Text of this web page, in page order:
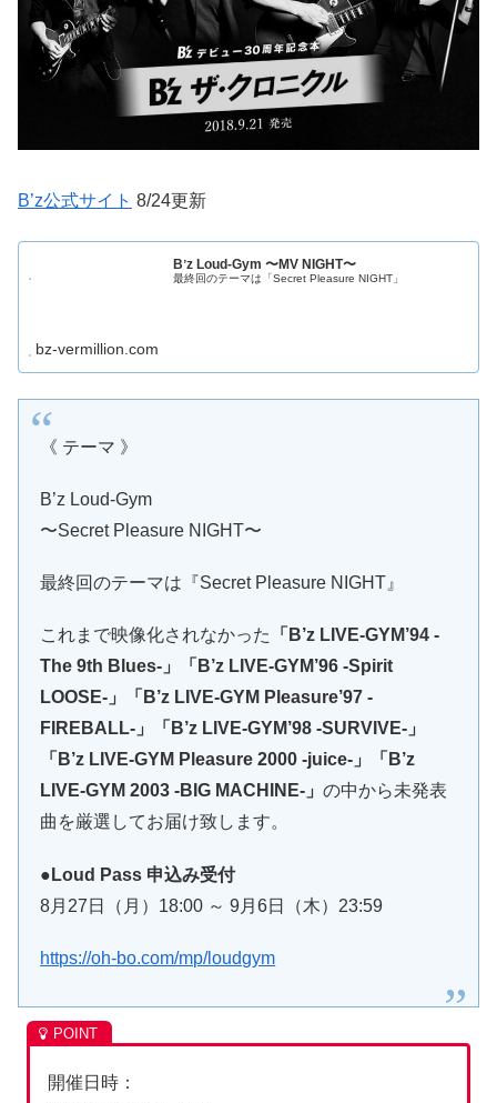
B’z公式サイト 8/24更新
Bʼz Loud-Gym 〜MV NIGHT〜
最終回のテーマは「Secret Pleasure NIGHT」
bz-vermillion.com
《 テーマ 》
B’z Loud-Gym
〜Secret Pleasure NIGHT〜
最終回のテーマは『Secret Pleasure NIGHT』
これまで映像化されなかった
「B’z LIVE-GYM’94 -
The 9th Blues-」「B’z LIVE-GYM’96 -Spirit
LOOSE-」「B’z LIVE-GYM Pleasure’97 -
FIREBALL-」「B’z LIVE-GYM’98 -SURVIVE-」
「B’z LIVE-GYM Pleasure 2000 -juice-」「B’z
LIVE-GYM 2003 -BIG MACHINE-」の中から未発表
曲を厳選してお届け致します。
●Loud Pass 申込み受付
8月27日（月）18:00 ～ 9月6日（木）23:59
https://oh-bo.com/mp/loudgym
開催日時：